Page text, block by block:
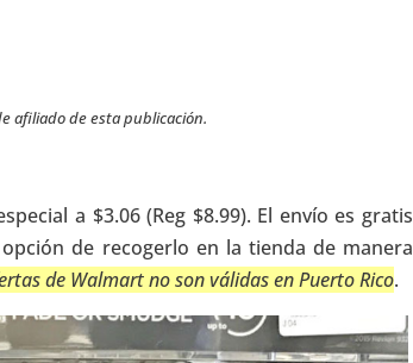
afiliado de esta publicación.
a $3.06 (Reg $8.99). El envío es gratis
de recogerlo en la tienda de manera
de Walmart no son válidas en Puerto Rico.